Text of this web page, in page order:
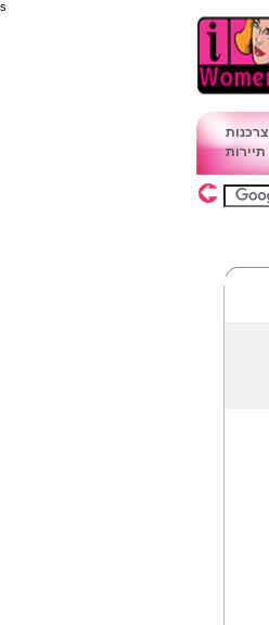
s
צרכנות
תיירות